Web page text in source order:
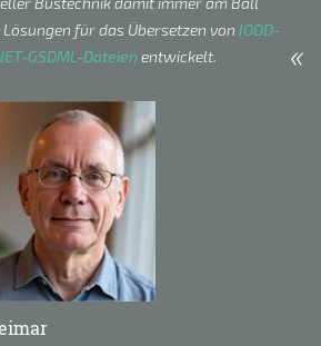
für das Übersetzen von IODD-
GSDML-Dateien entwickelt.